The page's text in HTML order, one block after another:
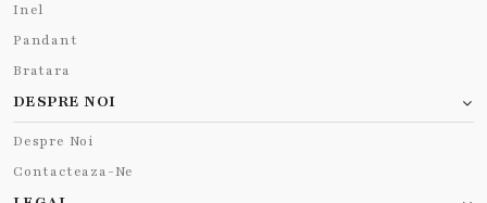
Inel
Pandant
Bratara
DESPRE NOI
Despre Noi
Contacteaza-Ne